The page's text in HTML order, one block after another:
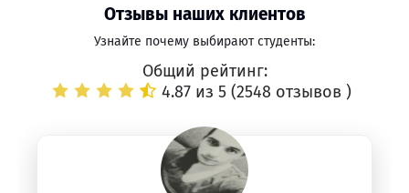
Отзывы наших клиентов
Узнайте почему выбирают студенты:
Общий рейтинг:
4.87 из 5 (2548 отзывов )